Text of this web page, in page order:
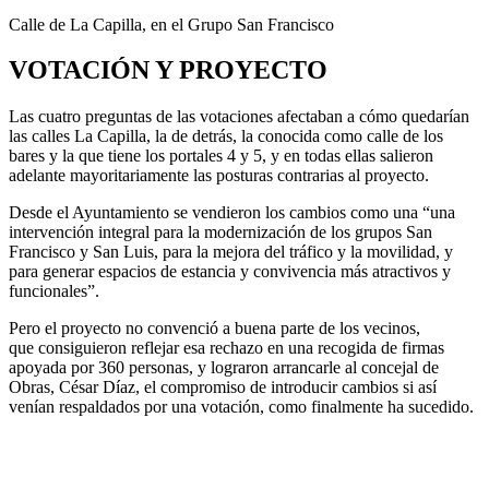
Calle de La Capilla, en el Grupo San Francisco
VOTACIÓN Y PROYECTO
Las cuatro preguntas de las votaciones afectaban a cómo quedarían
las calles La Capilla, la de detrás, la conocida como calle de los
bares y la que tiene los portales 4 y 5, y en todas ellas salieron
adelante mayoritariamente las posturas contrarias al proyecto.
Desde el Ayuntamiento se vendieron los cambios como una “una
intervención integral para la modernización de los grupos San
Francisco y San Luis, para la mejora del tráfico y la movilidad, y
para generar espacios de estancia y convivencia más atractivos y
funcionales”.
Pero el proyecto no convenció a buena parte de los vecinos,
que consiguieron reflejar esa rechazo en una recogida de firmas
apoyada por 360 personas, y lograron arrancarle al concejal de
Obras, César Díaz, el compromiso de introducir cambios si así
venían respaldados por una votación, como finalmente ha sucedido.